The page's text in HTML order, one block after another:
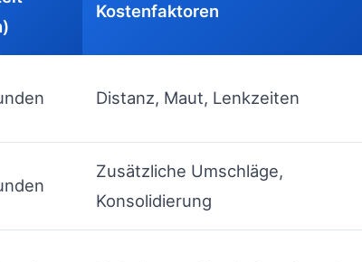
Kostenfaktoren
Distanz, Maut, Lenkzeiten
Zusätzliche Umschläge,
Konsolidierung